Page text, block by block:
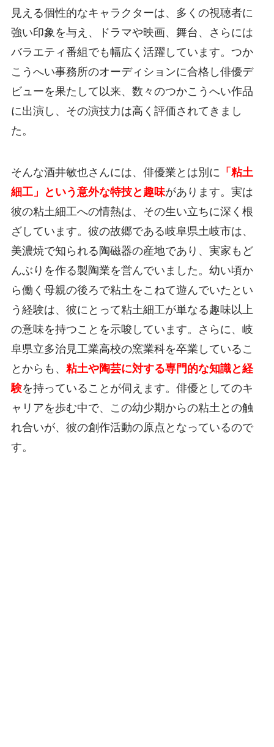
見える個性的なキャラクターは、多くの視聴者に
強い印象を与え、ドラマや映画、舞台、さらには
バラエティ番組でも幅広く活躍しています。つか
こうへい事務所のオーディションに合格し俳優デ
ビューを果たして以来、数々のつかこうへい作品
に出演し、その演技力は高く評価されてきまし
た。
そんな酒井敏也さんには、俳優業とは別に 「粘土
細工」という意外な特技と趣味があります。実は
彼の粘土細工への情熱は、その生い立ちに深く根
ざしています。彼の故郷である岐阜県土岐市は、
美濃焼で知られる陶磁器の産地であり、実家もど
んぶりを作る製陶業を営んでいました。幼い頃か
ら働く母親の後ろで粘土をこねて遊んでいたとい
う経験は、彼にとって粘土細工が単なる趣味以上
の意味を持つことを示唆しています。さらに、岐
阜県立多治見工業高校の窯業科を卒業しているこ
とからも、 粘土や陶芸に対する専門的な知識と経
験を持っていることが伺えます。俳優としてのキ
ャリアを歩む中で、この幼少期からの粘土との触
れ合いが、彼の創作活動の原点となっているので
す。